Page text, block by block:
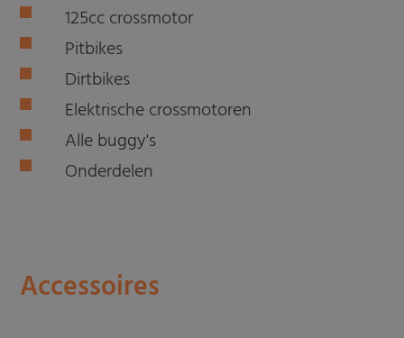
125cc crossmotor
Pitbikes
Dirtbikes
Elektrische crossmotoren
Alle buggy's
Onderdelen
Accessoires